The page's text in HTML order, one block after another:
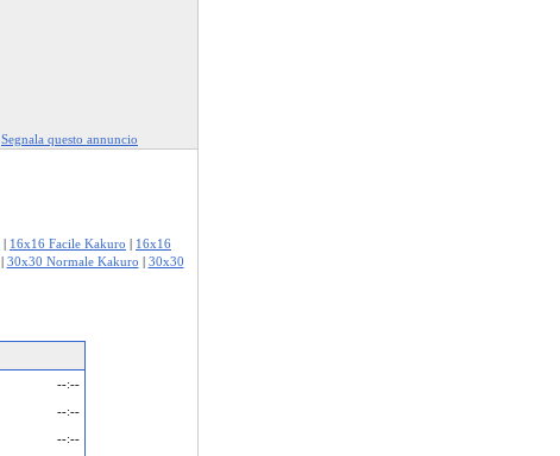
Segnala questo annuncio
| 16x16 Facile Kakuro | 16x16
| 30x30 Normale Kakuro | 30x30
--:--
--:--
--:--